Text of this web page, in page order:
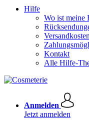
Hilfe
Wo ist meine
Versandkosten
Kontakt
Alle Hilfe-
Anmelden
Jetzt anmelden